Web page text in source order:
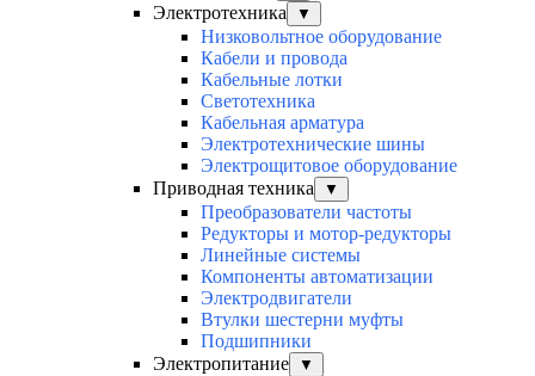
Электротехника ▼
Низковольтное оборудование
Кабели и провода
Кабельные лотки
Светотехника
Кабельная арматура
Электротехнические шины
Электрощитовое оборудование
Приводная техника
▼
Преобразователи частоты
Редукторы и мотор-редукторы
Линейные системы
Компоненты автоматизации
Электродвигатели
Втулки шестерни муфты
Подшипники
Электропитание
▼